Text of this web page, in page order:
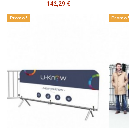
142,29 €
Promo ! Promo !